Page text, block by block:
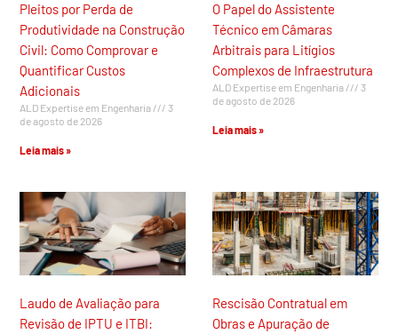
Pleitos por Perda de
Produtividade na Construção
Civil: Como Comprovar e
Quantificar Custos
Adicionais
ALD Expertise em Engenharia
3
de agosto de 2026
Leia mais »
O Papel do Assistente
Técnico em Câmaras
Arbitrais para Litígios
Complexos de Infraestrutura
ALD Expertise em Engenharia
3
de agosto de 2026
Leia mais »
Laudo de Avaliação para
Revisão de IPTU e ITBI:
Rescisão Contratual em
Obras e Apuração de